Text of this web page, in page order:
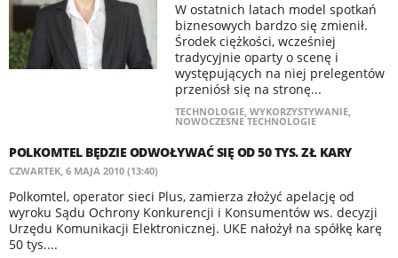
W ostatnich latach model spotkań
biznesowych bardzo się zmienił.
Środek ciężkości, wcześniej
tradycyjnie oparty o scenę i
występujących na niej prelegentów
przeniósł się na stronę...
TECHNOLOGIE, WYKORZYSTYWANIE,
NOWOCZESNE TECHNOLOGIE
POLKOMTEL BĘDZIE ODWOŁYWAĆ SIĘ OD 50 TYS. ZŁ KARY
CZWARTEK, 6 MAJA 2010 (13:40)
Polkomtel, operator sieci Plus, zamierza złożyć apelację od
wyroku Sądu Ochrony Konkurencji i Konsumentów ws. decyzji
Urzędu Komunikacji Elektronicznej. UKE nałożył na spółkę karę
50 tys....